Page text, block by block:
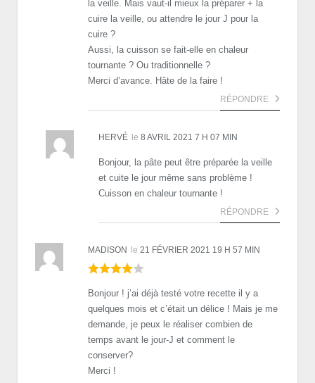
la veille. Mais vaut-il mieux la préparer + la
cuire la veille, ou attendre le jour J pour la
cuire ?
Aussi, la cuisson se fait-elle en chaleur
tournante ? Ou traditionnelle ?
Merci d’avance. Hâte de la faire !
RÉPONDRE
HERVÉ le 8 AVRIL 2021 7 H 07 MIN
Bonjour, la pâte peut être préparée la veille
et cuite le jour même sans problème !
Cuisson en chaleur tournante !
RÉPONDRE
MADISON le 21 FÉVRIER 2021 19 H 57 MIN
Bonjour ! j’ai déjà testé votre recette il y a
quelques mois et c’était un délice ! Mais je me
demande, je peux le réaliser combien de
temps avant le jour-J et comment le
conserver?
Merci !